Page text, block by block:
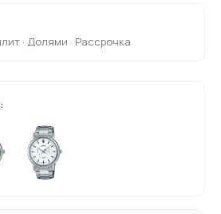
· Долями · Рассрочка